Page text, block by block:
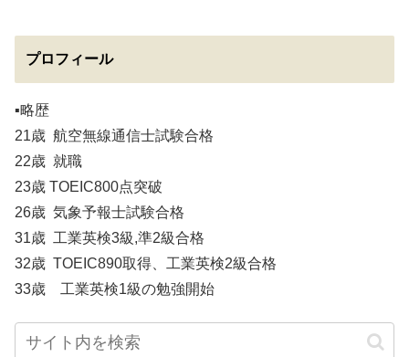
プロフィール
▪️略歴
21歳 航空無線通信士試験合格
22歳 就職
23歳 TOEIC800点突破
26歳 気象予報士試験合格
31歳 工業英検3級,準2級合格
32歳 TOEIC890取得、工業英検2級合格
33歳 工業英検1級の勉強開始